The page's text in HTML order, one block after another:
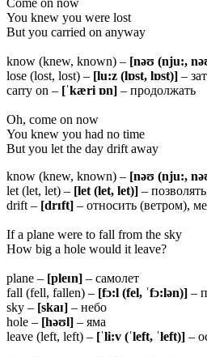
You knew you were lost
But you carried on anyway
know (knew, known) – [nəʊ (nju:,
lose (lost, lost) – [lu:z (lɒst, lɒst)] –
carry on – [ˈkæri ɒn] – продолжать
Oh, come on now
You knew you had no time
But you let the day drift away
know (knew, known) – [nəʊ (nju:,
let (let, let) – [let (let, let)] –
drift – [drɪft] – относить (ветром),
If a plane were to fall from the sky
How big a hole would it leave?
plane – [pleɪn] – самолет
fall (fell, fallen) – [fɔ:l (fel, ˈfɔ:lən)] –
sky – [skaɪ] – небо
hole – [həʊl] – яма
leave (left, left) – [ˈli:v (ˈleft, ˈleft)] –